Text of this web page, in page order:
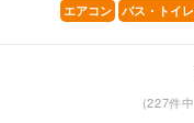
エアコン バス・トイ
(227件